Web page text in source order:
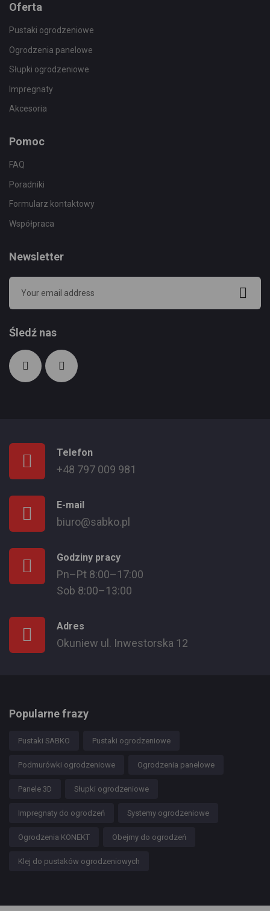
Oferta
Pustaki ogrodzeniowe
Ogrodzenia panelowe
Słupki ogrodzeniowe
Impregnaty
Akcesoria
Pomoc
FAQ
Poradniki
Formularz kontaktowy
Współpraca
Newsletter
Śledź nas
Telefon
+48 797 009 981
E-mail
biuro@sabko.pl
Godziny pracy
Pn–Pt 8:00–17:00
Sob 8:00–13:00
Adres
Okuniew ul. Inwestorska 12
Popularne frazy
Pustaki SABKO Pustaki ogrodzeniowe
Podmurówki ogrodzeniowe Ogrodzenia panelowe
Panele 3D Słupki ogrodzeniowe
Impregnaty do ogrodzeń Systemy ogrodzeniowe
Ogrodzenia KONEKT Obejmy do ogrodzeń
Klej do pustaków ogrodzeniowych